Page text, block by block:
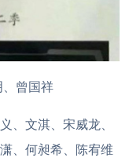
曾国祥
文淇、宋威龙、
、何昶希、陈宥维